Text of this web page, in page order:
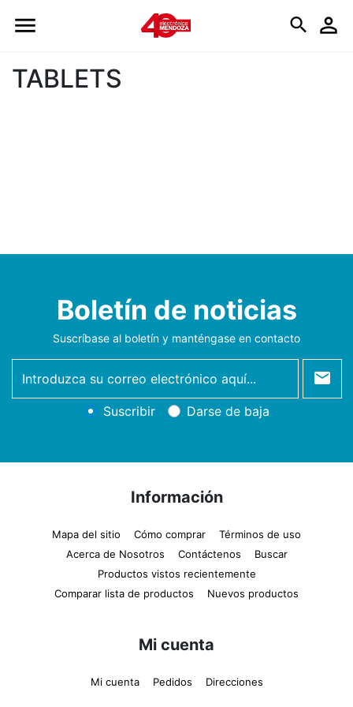
TABLETS
Boletín de noticias
Suscríbase al boletín y manténgase en contacto
newsletter
Suscribir Darse de baja
Información
Mapa del sitio Cómo comprar
Términos de uso
Acerca de Nosotros
Contáctenos
Buscar
Productos vistos recientemente
Comparar lista de productos
Nuevos productos
Mi cuenta
Mi cuenta Pedidos Direcciones